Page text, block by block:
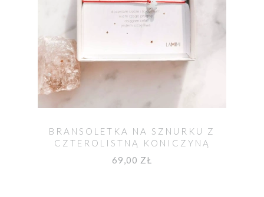
BRANSOLETKA NA SZNURKU Z
CZTEROLISTNĄ KONICZYNĄ
69,00 ZŁ